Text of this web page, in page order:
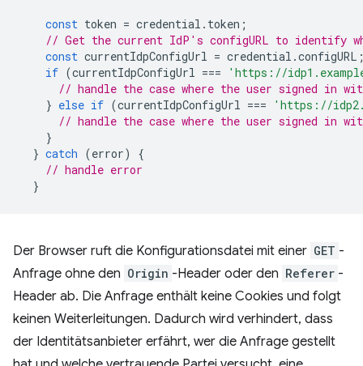
const token = credential . token ;
// Get the current IdP's configURL to identify
const currentIdpConfigUrl = credential .configURL
if (currentIdpConfigUrl ===
'https://
// handle the case where the user signed in
} else if (currentIdpConfigUrl ===
'https://
// handle the case where the user signed in
}
} catch (error)
{
// handle error
}
Der Browser ruft die Konfigurationsdatei mit einer GET -
Anfrage ohne den Origin -Header oder den Referer -
Header ab. Die Anfrage enthält keine Cookies und folgt
keinen Weiterleitungen. Dadurch wird verhindert, dass
der Identitätsanbieter erfährt, wer die Anfrage gestellt